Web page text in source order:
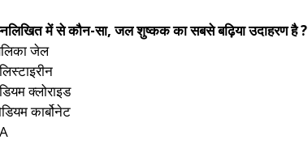
में से कौन-सा, जल शुष्कक का सबसे बढ़िया उदाहरण है ?
जेल
क्लोराइड
कार्बोनेट